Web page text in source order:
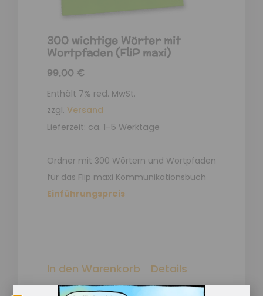
300 wichtige Wörter mit
Wortpfaden (FliP maxi)
99,00 €
Enthält 7% red. MwSt.
zzgl. Versand
Lieferzeit: ca. 1-5 Werktage
Ordner mit 300 Wörtern und Wortpfaden
für das Flip maxi Kommunikationsbuch
Einführungspreis
In den Warenkorb Details